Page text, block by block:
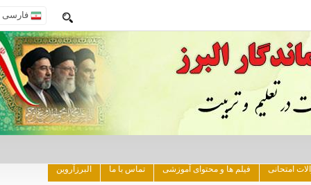
فارسی
فیلم ها و محتوای آموزشی تماس با ما البرزآروین